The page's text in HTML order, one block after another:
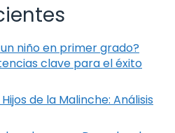
niño en primer grado?
clave para el éxito
de la Malinche: Análisis